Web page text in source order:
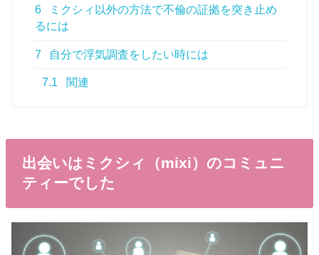
6
ミクシィ以外の方法で不倫の証拠を突き止め
るには
7 自分で浮気調査をしたい時には
7.1 関連
出会いはミクシィ（mixi）のコミュニ
ティーでした